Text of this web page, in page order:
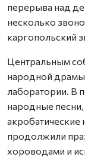
перерыва над
несколько
каргопольский
Центральным
народной драмы
лаборатории. В
народные
акробатические
продолжили
хороводами и